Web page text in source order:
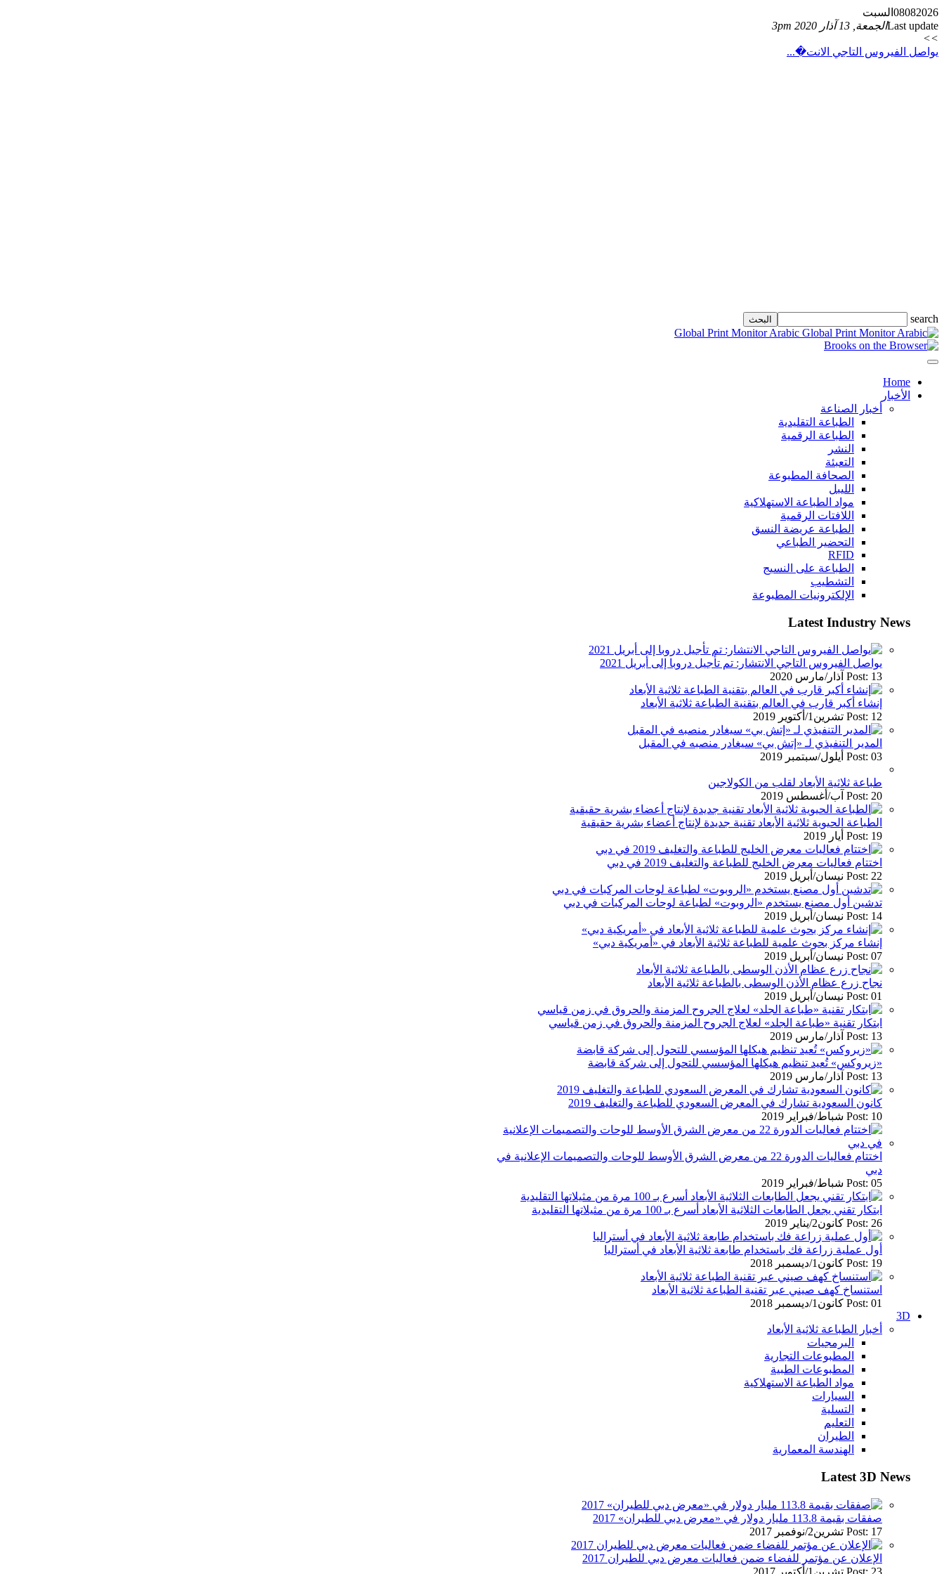
08082026
السبت
Last updateالجمعة, 13 آذار 2020 3pm
>>
يواصل الفيروس التاجي الانت�...
search
Global Print Monitor Arabic
Home
الأخبار
أخبار الصناعة
الطباعة التقليدية
الطباعة الرقمية
النشر
التعبئة
الصحافة المطبوعة
الليبل
مواد الطباعة الاستهلاكية
اللافتات الرقمية
الطباعة عريضة النسق
التحضير الطباعي
RFID
الطباعة على النسيج
التشطيب
الإلكترونيات المطبوعة
Latest Industry News
يواصل الفيروس التاجي الانتشار: تم تأجيل دروبا إلى أبريل 2021
Post: 13 آذار/مارس 2020
إنشاء أكبر قارب في العالم بتقنية الطباعة ثلاثية الأبعاد
Post: 12 تشرين1/أكتوير 2019
المدير التنفيذي لـ «إتش بي» سيغادر منصبه في المقبل
Post: 03 أيلول/سبتمبر 2019
طباعة ثلاثية الأبعاد لقلب من الكولاجين
Post: 20 آب/أغسطس 2019
الطباعة الحيوية ثلاثية الأبعاد تقنية جديدة لإنتاج أعضاء بشرية حقيقية
Post: 19 أيار 2019
اختتام فعاليات معرض الخليج للطباعة والتغليف 2019 في دبي
Post: 22 نيسان/أبريل 2019
تدشين أول مصنع يستخدم «الروبوت» لطباعة لوحات المركبات في دبي
Post: 14 نيسان/أبريل 2019
إنشاء مركز بحوث علمية للطباعة ثلاثية الأبعاد في «أمريكية دبي»
Post: 07 نيسان/أبريل 2019
نجاح زرع عظام الأذن الوسطى بالطباعة ثلاثية الأبعاد
Post: 01 نيسان/أبريل 2019
ابتكار تقنية «طباعة الجلد» لعلاج الجروح المزمنة والحروق في زمن قياسي
Post: 13 آذار/مارس 2019
«زيروكس» تُعيد تنظيم هيكلها المؤسسي للتحول إلى شركة قابضة
Post: 13 آذار/مارس 2019
كانون السعودية تشارك في المعرض السعودي للطباعة والتغليف 2019
Post: 10 شباط/فبراير 2019
اختتام فعاليات الدورة 22 من معرض الشرق الأوسط للوحات والتصميمات الإعلانية في
دبي
Post: 05 شباط/فبراير 2019
ابتكار تقني يجعل الطابعات الثلاثية الأبعاد أسرع بـ 100 مرة من مثيلاتها التقليدية
Post: 26 كانون2/يناير 2019
أول عملية زراعة فك باستخدام طابعة ثلاثية الأبعاد في أستراليا
Post: 19 كانون1/ديسمبر 2018
استنساخ كهف صيني عبر تقنية الطباعة ثلاثية الأبعاد
Post: 01 كانون1/ديسمبر 2018
3D
أخبار الطباعة ثلاثية الأبعاد
البرمجيات
المطبوعات التجارية
المطبوعات الطبية
مواد الطباعة الاستهلاكية
السيارات
التسلية
التعليم
الطيران
الهندسة المعمارية
Latest 3D News
صفقات بقيمة 113.8 مليار دولار في «معرض دبي للطيران» 2017
Post: 17 تشرين2/نوفمبر 2017
الإعلان عن مؤتمر للفضاء ضمن فعاليات معرض دبي للطيران 2017
Post: 23 تشرين1/أكتوير 2017